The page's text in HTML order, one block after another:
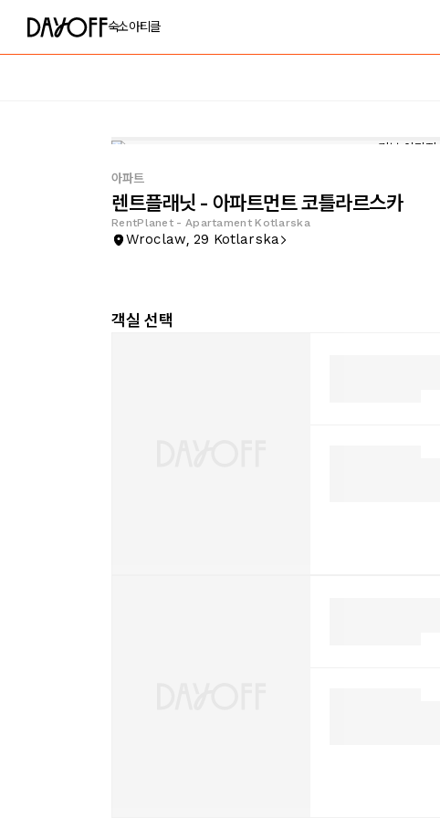
숙소아티클
아파트
렌트플래닛 - 아파트먼트 코틀라르스카
RentPlanet - Apartament Kotlarska
Wroclaw, 29 Kotlarska
객실 선택